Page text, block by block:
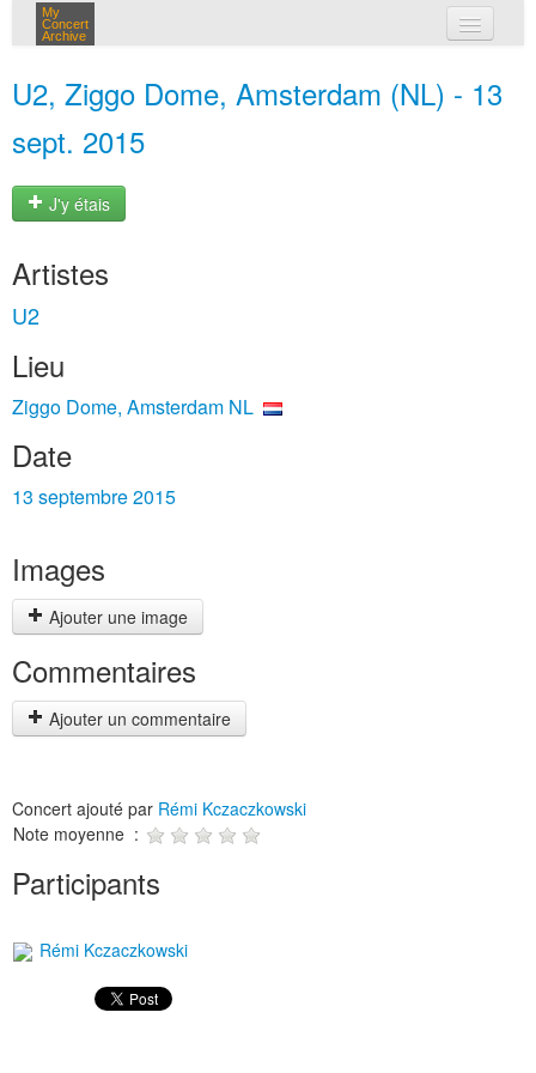
My
Concert
Archive
U2, Ziggo Dome, Amsterdam (NL) - 13
sept. 2015
J'y étais
Artistes
U2
Lieu
Ziggo Dome, Amsterdam NL
Date
13 septembre 2015
Images
Ajouter une image
Commentaires
Ajouter un commentaire
Concert ajouté par Rémi Kczaczkowski
Note moyenne :
Participants
Rémi Kczaczkowski